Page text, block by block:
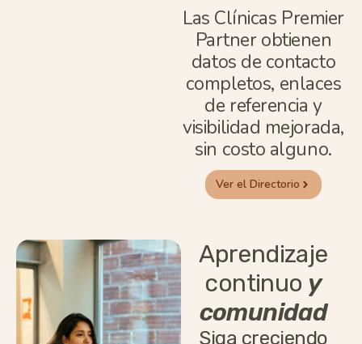
Las Clínicas Premier
Partner obtienen
datos de contacto
completos, enlaces
de referencia y
visibilidad mejorada,
sin costo alguno.
Ver el Directorio
Aprendizaje
continuo y
comunidad
Siga creciendo